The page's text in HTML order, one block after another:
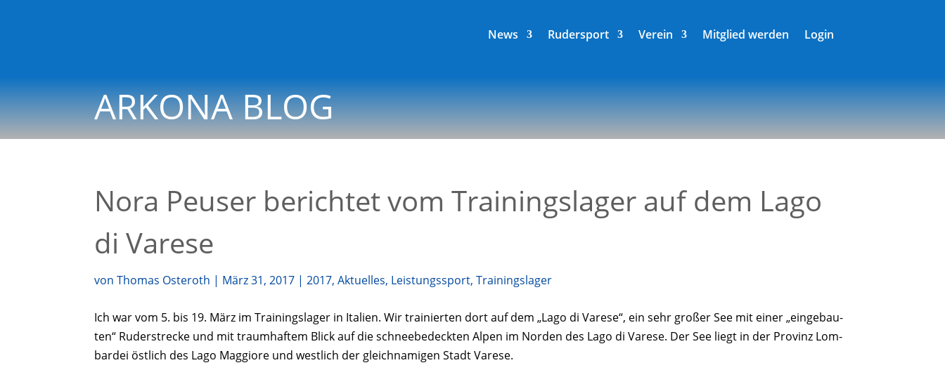
News Rudersport Verein Mitglied werden Login
ARKONA BLOG
Nora Peuser berichtet vom Trainingslager auf dem Lago
di Varese
vonThomas Osteroth | März 31, 2017 |2017,Aktuelles, Leistungssport,Trainingslager
Ich war vom 5. bis 19. März im Trai­nings­la­ger in Ita­li­en. Wir trai­nier­ten dort auf dem „Lago di Vare­se“, ein sehr gro­ßer See mit einer „ein­ge­bau­
ten“ Ruder­stre­cke und mit traum­haf­tem Blick auf die schnee­be­deck­ten Alpen im Nor­den des Lago di Vare­se. Der See liegt in der Pro­vinz Lom­
bar­dei öst­lich des Lago Mag­gio­re und west­lich der gleich­na­mi­gen Stadt Varese.